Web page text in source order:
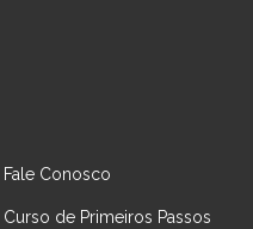
Fale Conosco
Curso de Primeiros Passos